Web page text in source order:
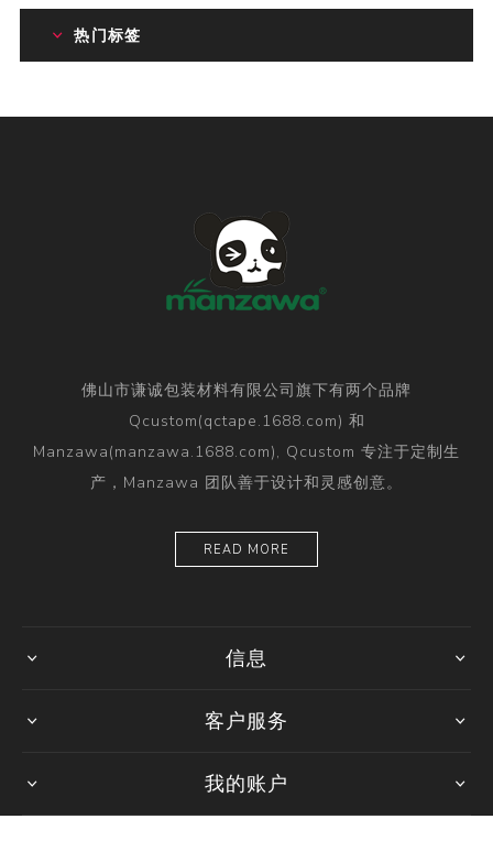
热门标签
佛山市谦诚包装材料有限公司旗下有两个品牌
Qcustom(qctape.1688.com) 和
Manzawa(manzawa.1688.com), Qcustom 专注于定制生
产，Manzawa 团队善于设计和灵感创意。
READ MORE
信息
客户服务
我的账户